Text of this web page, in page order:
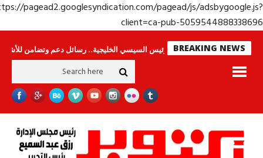
https://pagead2.googlesyndication.com/pagead/js/
client=ca-pub-
BREAKING NEWS
جولة الرئيس السيسي الخليجية.. رسائل دعم وتضامن للأشقاء جهاز